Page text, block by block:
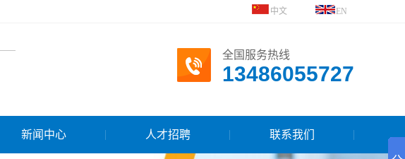
中文 EN
全国服务热线
13486055727
新闻中心 人才招聘 联系我们